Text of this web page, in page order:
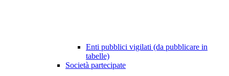
Enti pubblici vigilati (da pubblicare in
tabelle)
Società partecipate